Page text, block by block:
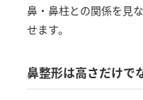
鼻・鼻柱との関係を見
せます。
鼻整形は高さだけで